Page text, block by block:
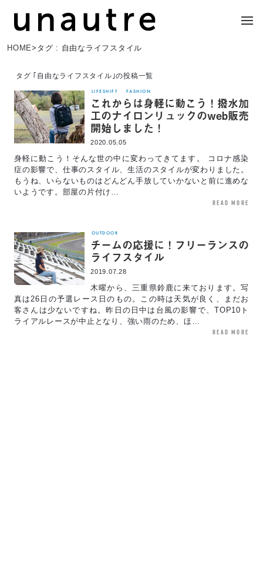
HOME> タグ : 自由なライフスタイル
タグ ｢自由なライフスタイル｣の投稿一覧
LIFESHIFT FASHION
これからは身軽に動こう！撥水加
工のナイロンリュックのweb販売
開始しました！
2020.05.05
身軽に動こう！そんな世の中に変わってきてます。 コロナ感染
症の影響で、仕事のスタイル、生活のスタイルが変わりました。
もうね、いらないものはどんどん手放していかないと前に進めな
いようです。部屋の片付け…
read more
OUTDOOR
チームの応援に！フリーランスの
ライフスタイル
2019.07.28
木曜から、三重県鈴鹿に来ております。写
真は26日の予選レース日のもの。この時は天気が良く、まだお
客さんは少ないですね。昨日の日中は台風の影響で、TOP10ト
ライアルレースが中止となり、強い雨のため、ほ…
read more